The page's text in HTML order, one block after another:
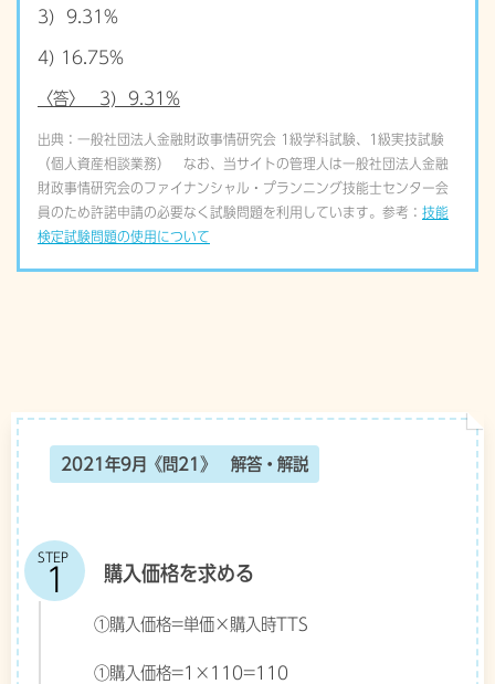
3) 9.31%
4) 16.75%
〈答〉 3) 9.31%
出典：一般社団法人金融財政事情研究会 1級学科試験、1級実技試験
（個人資産相談業務） なお、当サイトの管理人は一般社団法人金融
財政事情研究会のファイナンシャル・プランニング技能士センター会
員のため許諾申請の必要なく試験問題を利用しています。参考： 技能
検定試験問題の使用について
2021年9月《問21》 解答・解説
STEP
購入価格を求める
①購入価格=単価×購入時TTS
①購入価格=1×110=110